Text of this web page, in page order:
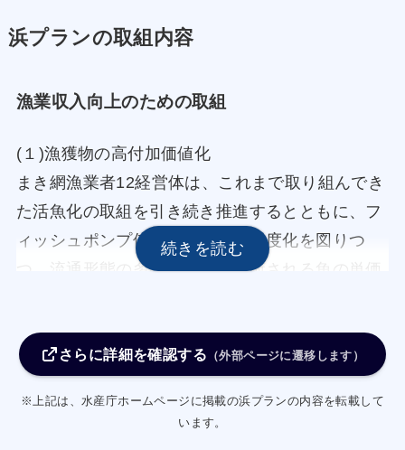
浜プランの取組内容
漁業収入向上のための取組
(１)漁獲物の高付加価値化
まき網漁業者12経営体は、これまで取り組んでき
た活魚化の取組を引き続き推進するとともに、フ
ィッシュポンプ使用等により高鮮度化を図りつ
つ、流通形態の多様化や鮮魚出荷される魚の単価
イワシ類を魚倉を備えた作業船で先に積み込むこ
場に出荷し、ニーズを調査する。
さらに詳細を確認する （外部ページに遷移します）
※上記は、水産庁ホームページに掲載の浜プランの内容を転載して
います。